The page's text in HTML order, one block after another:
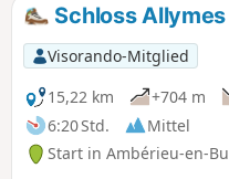
Schloss
Visorando-Mitglied
15,22 km
+704 m
6:20 Std.
Mittel
Start in Ambérieu-en-